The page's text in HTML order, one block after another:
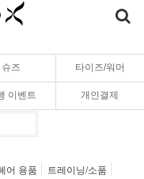
슈즈 타이즈/워머
이벤트 개인결제
어 용품
트레이닝/소품